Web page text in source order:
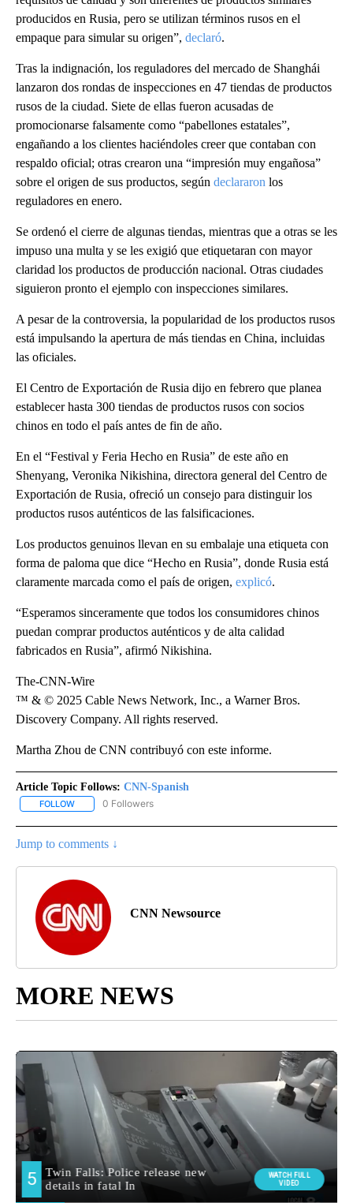
producidos en Rusia, pero se utilizan términos rusos en el
empaque para simular su origen”, declaró.
Tras la indignación, los reguladores del mercado de Shanghái
lanzaron dos rondas de inspecciones en 47 tiendas de productos
rusos de la ciudad. Siete de ellas fueron acusadas de
promocionarse falsamente como “pabellones estatales”,
engañando a los clientes haciéndoles creer que contaban con
respaldo oficial; otras crearon una “impresión muy engañosa”
sobre el origen de sus productos, según declararon los
reguladores en enero.
Se ordenó el cierre de algunas tiendas, mientras que a otras se les
impuso una multa y se les exigió que etiquetaran con mayor
claridad los productos de producción nacional. Otras ciudades
siguieron pronto el ejemplo con inspecciones similares.
A pesar de la controversia, la popularidad de los productos rusos
está impulsando la apertura de más tiendas en China, incluidas
las oficiales.
El Centro de Exportación de Rusia dijo en febrero que planea
establecer hasta 300 tiendas de productos rusos con socios
chinos en todo el país antes de fin de año.
En el “Festival y Feria Hecho en Rusia” de este año en
Shenyang, Veronika Nikishina, directora general del Centro de
Exportación de Rusia, ofreció un consejo para distinguir los
productos rusos auténticos de las falsificaciones.
Los productos genuinos llevan en su embalaje una etiqueta con
forma de paloma que dice “Hecho en Rusia”, donde Rusia está
claramente marcada como el país de origen, explicó.
“Esperamos sinceramente que todos los consumidores chinos
puedan comprar productos auténticos y de alta calidad
fabricados en Rusia”, afirmó Nikishina.
The-CNN-Wire
™ & © 2025 Cable News Network, Inc., a Warner Bros.
Discovery Company. All rights reserved.
Martha Zhou de CNN contribuyó con este informe.
Article Topic Follows: CNN-Spanish
FOLLOW FOLLOW "CNN-SPANISH" TO RECEIVE NOTIFICATIONS ABOUT
0 Followers
Jump to comments ↓
CNN Newsource
MORE NEWS